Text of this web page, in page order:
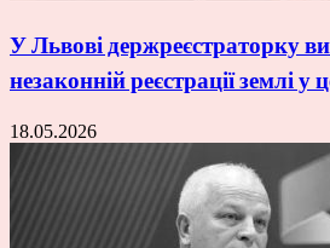
У Львові держреєстраторку
незаконній реєстрації землі у
18.05.2026